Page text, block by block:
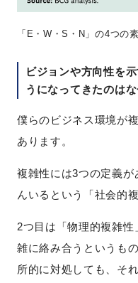
「E・W・S・N」の4つの
ビジョンや方向性を
うになってきたのは
僕らのビジネス環境が
あります。
複雑性には3つの定義が
んいるという「社会的複
2つ目は「物理的複雑
雑に絡み合うというも
所的に対処しても、そ